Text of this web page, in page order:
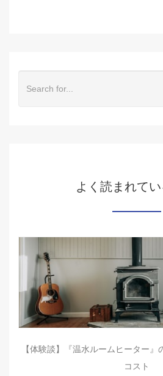
よく読まれて
【体験談】『温水ルームヒーター
コスト